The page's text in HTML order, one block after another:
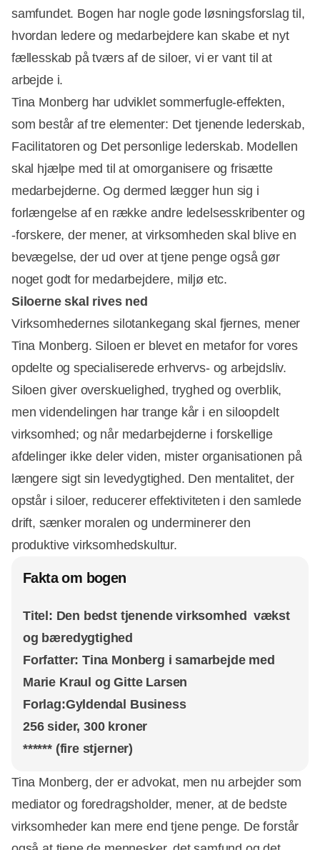
samfundet. Bogen har nogle gode løsningsforslag til,
hvordan ledere og medarbejdere kan skabe et nyt
fællesskab på tværs af de siloer, vi er vant til at
arbejde i.
Tina Monberg har udviklet sommerfugle-effekten,
som består af tre elementer: Det tjenende lederskab,
Facilitatoren og Det personlige lederskab. Modellen
skal hjælpe med til at omorganisere og frisætte
medarbejderne. Og dermed lægger hun sig i
forlængelse af en række andre ledelsesskribenter og
-forskere, der mener, at virksomheden skal blive en
bevægelse, der ud over at tjene penge også gør
noget godt for medarbejdere, miljø etc.
Siloerne skal rives ned
Virksomhedernes silotankegang skal fjernes, mener
Tina Monberg. Siloen er blevet en metafor for vores
opdelte og specialiserede erhvervs- og arbejdsliv.
Siloen giver overskuelighed, tryghed og overblik,
men videndelingen har trange kår i en siloopdelt
virksomhed; og når medarbejderne i forskellige
afdelinger ikke deler viden, mister organisationen på
længere sigt sin levedygtighed. Den mentalitet, der
opstår i siloer, reducerer effektiviteten i den samlede
drift, sænker moralen og underminerer den
produktive virksomhedskultur.
Fakta om bogen
Titel: Den bedst tjenende virksomhed  vækst
og bæredygtighed
Forfatter: Tina Monberg i samarbejde med
Marie Kraul og Gitte Larsen
Forlag:Gyldendal Business
256 sider, 300 kroner
****** (fire stjerner)
Tina Monberg, der er advokat, men nu arbejder som
mediator og foredragsholder, mener, at de bedste
virksomheder kan mere end tjene penge. De forstår